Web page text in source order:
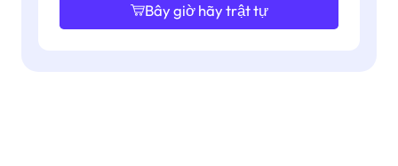
Bây giờ hãy trật tự